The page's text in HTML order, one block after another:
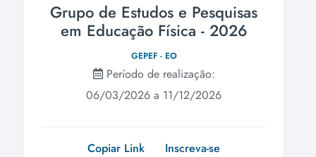
Grupo de Estudos e Pesquisas
em Educação Física - 2026
GEPEF - EO
Período de realização:
06/03/2026 a 11/12/2026
Copiar Link Inscreva-se